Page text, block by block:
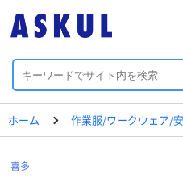
ホーム 作業服/ワークウェア/
喜多